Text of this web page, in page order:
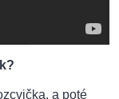
a poté